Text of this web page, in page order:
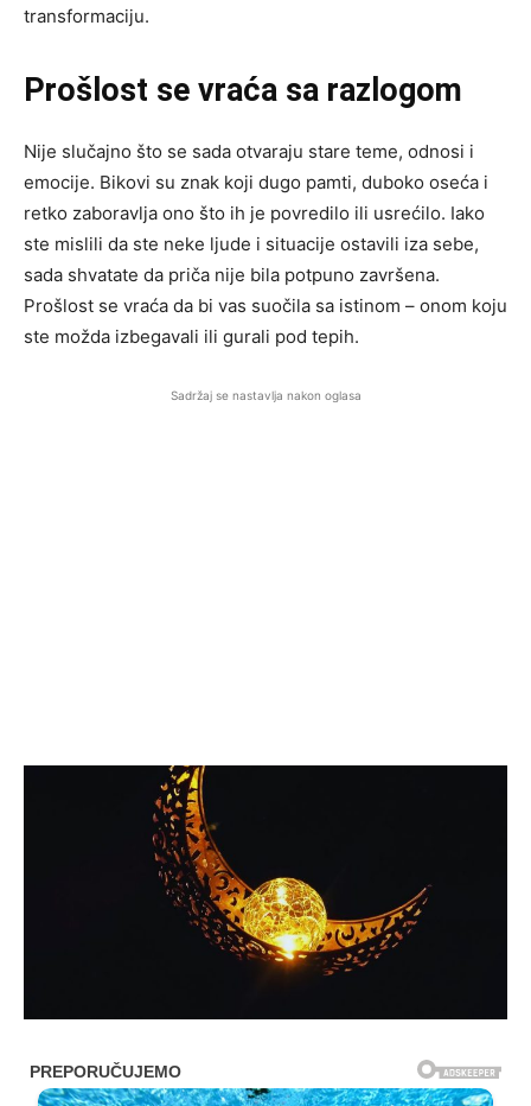
transformaciju.
Prošlost se vraća sa razlogom
Nije slučajno što se sada otvaraju stare teme, odnosi i
emocije. Bikovi su znak koji dugo pamti, duboko oseća i
retko zaboravlja ono što ih je povredilo ili usrećilo. Iako
ste mislili da ste neke ljude i situacije ostavili iza sebe,
sada shvatate da priča nije bila potpuno završena.
Prošlost se vraća da bi vas suočila sa istinom – onom koju
ste možda izbegavali ili gurali pod tepih.
Sadržaj se nastavlja nakon oglasa